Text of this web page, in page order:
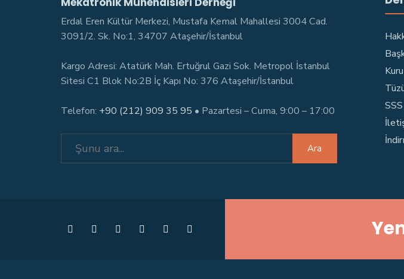
Erdal Eren Kültür Merkezi, Mustafa Kemal Mahallesi 3004 Cad.
3091/2. Sk. No:1, 34707 Ataşehir/İstanbul
Kargo Adresi: Atatürk Mah. Ertuğrul Gazi Sok. Metropol İstanbul
Sitesi C1 Blok No:2B İç Kapı No: 376 Ataşehir/İstanbul
Telefon: +90 (212) 909 35 95 • Pazartesi – Cuma, 9:00 – 17:00
Ara
SSS